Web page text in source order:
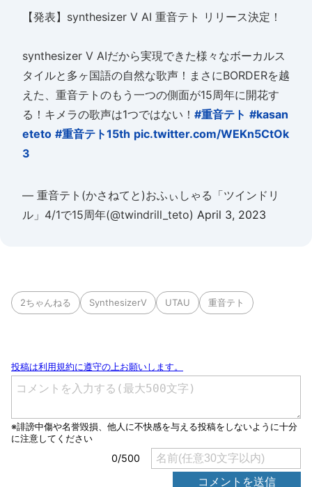
【発表】synthesizer V AI 重音テト リリース決定！
synthesizer V AIだから実現できた様々なボーカルス
タイルと多ヶ国語の自然な歌声！まさにBORDERを越
えた、重音テトのもう一つの側面が15周年に開花す
る！キメラの歌声は1つではない！ #重音テト #kasan
eteto #重音テト15th pic.twitter.com/WEKn5CtOk
3
— 重音テト(かさねてと)おふぃしゃる「ツインドリ
ル」4/1で15周年(@twindrill_teto) April 3, 2023
2ちゃんねる SynthesizerV UTAU 重音テト